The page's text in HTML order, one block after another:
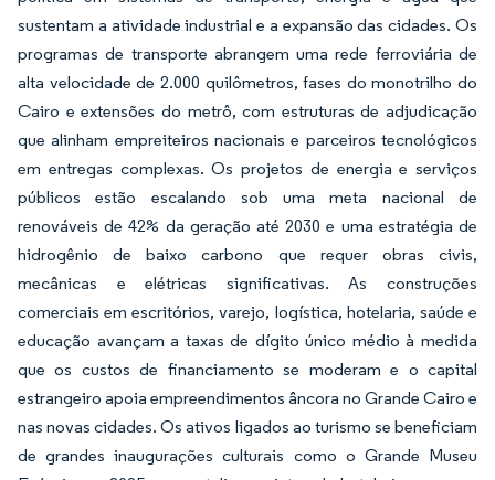
sustentam a atividade industrial e a expansão das cidades. Os
programas de transporte abrangem uma rede ferroviária de
alta velocidade de 2.000 quilômetros, fases do monotrilho do
Cairo e extensões do metrô, com estruturas de adjudicação
que alinham empreiteiros nacionais e parceiros tecnológicos
em entregas complexas. Os projetos de energia e serviços
públicos estão escalando sob uma meta nacional de
renováveis de 42% da geração até 2030 e uma estratégia de
hidrogênio de baixo carbono que requer obras civis,
mecânicas e elétricas significativas. As construções
comerciais em escritórios, varejo, logística, hotelaria, saúde e
educação avançam a taxas de dígito único médio à medida
que os custos de financiamento se moderam e o capital
estrangeiro apoia empreendimentos âncora no Grande Cairo e
nas novas cidades. Os ativos ligados ao turismo se beneficiam
de grandes inaugurações culturais como o Grande Museu